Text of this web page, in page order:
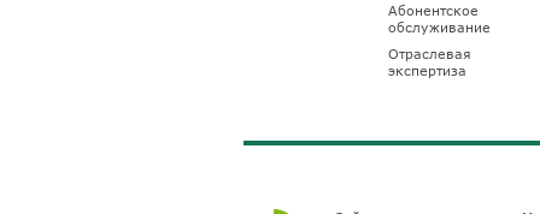
Абонентское
обслуживание
Отраслевая
экспертиза